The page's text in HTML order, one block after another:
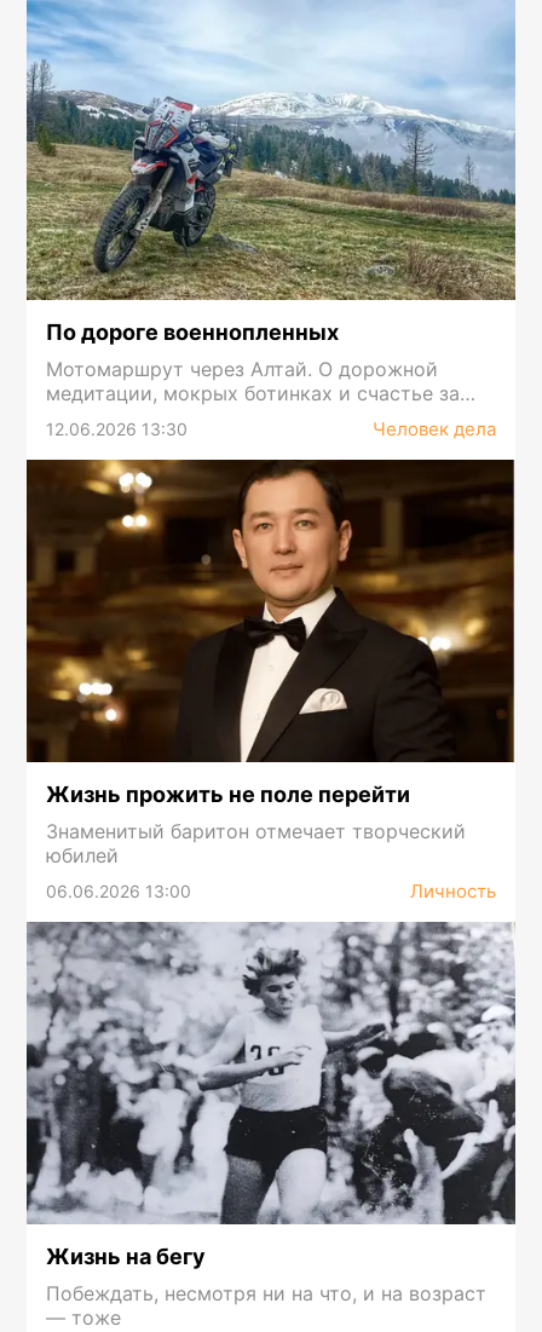
По дороге военнопленных
Мотомаршрут через Алтай. О дорожной
медитации, мокрых ботинках и счастье за
перевалом
12.06.2026 13:30 Человек дела
Жизнь прожить не поле перейти
Знаменитый баритон отмечает творческий
юбилей
06.06.2026 13:00 Личность
Жизнь на бегу
Побеждать, несмотря ни на что, и на возраст
— тоже